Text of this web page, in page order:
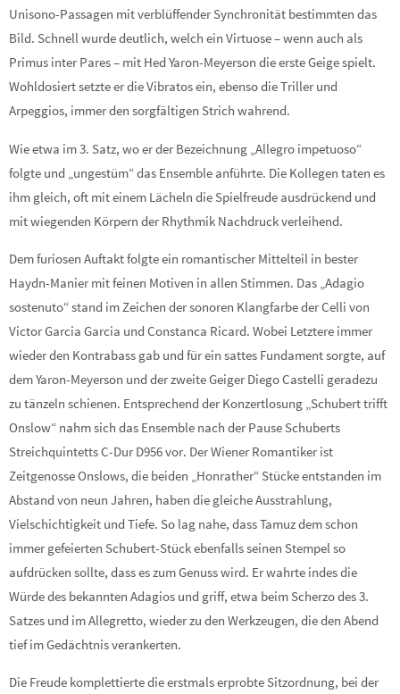
Unisono-Passagen mit verblüffender Synchronität bestimmten das
Bild. Schnell wurde deutlich, welch ein Virtuose – wenn auch als
Primus inter Pares – mit Hed Yaron-Meyerson die erste Geige spielt.
Wohldosiert setzte er die Vibratos ein, ebenso die Triller und
Arpeggios, immer den sorgfältigen Strich wahrend.
Wie etwa im 3. Satz, wo er der Bezeichnung „Allegro impetuoso“
folgte und „ungestüm“ das Ensemble anführte. Die Kollegen taten es
ihm gleich, oft mit einem Lächeln die Spielfreude ausdrückend und
mit wiegenden Körpern der Rhythmik Nachdruck verleihend.
Dem furiosen Auftakt folgte ein romantischer Mittelteil in bester
Haydn-Manier mit feinen Motiven in allen Stimmen. Das „Adagio
sostenuto“ stand im Zeichen der sonoren Klangfarbe der Celli von
Victor Garcia Garcia und Constanca Ricard. Wobei Letztere immer
wieder den Kontrabass gab und für ein sattes Fundament sorgte, auf
dem Yaron-Meyerson und der zweite Geiger Diego Castelli geradezu
zu tänzeln schienen. Entsprechend der Konzertlosung „Schubert trifft
Onslow“ nahm sich das Ensemble nach der Pause Schuberts
Streichquintetts C-Dur D956 vor. Der Wiener Romantiker ist
Zeitgenosse Onslows, die beiden „Honrather“ Stücke entstanden im
Abstand von neun Jahren, haben die gleiche Ausstrahlung,
Vielschichtigkeit und Tiefe. So lag nahe, dass Tamuz dem schon
immer gefeierten Schubert-Stück ebenfalls seinen Stempel so
aufdrücken sollte, dass es zum Genuss wird. Er wahrte indes die
Würde des bekannten Adagios und griff, etwa beim Scherzo des 3.
Satzes und im Allegretto, wieder zu den Werkzeugen, die den Abend
tief im Gedächtnis verankerten.
Die Freude komplettierte die erstmals erprobte Sitzordnung, bei der